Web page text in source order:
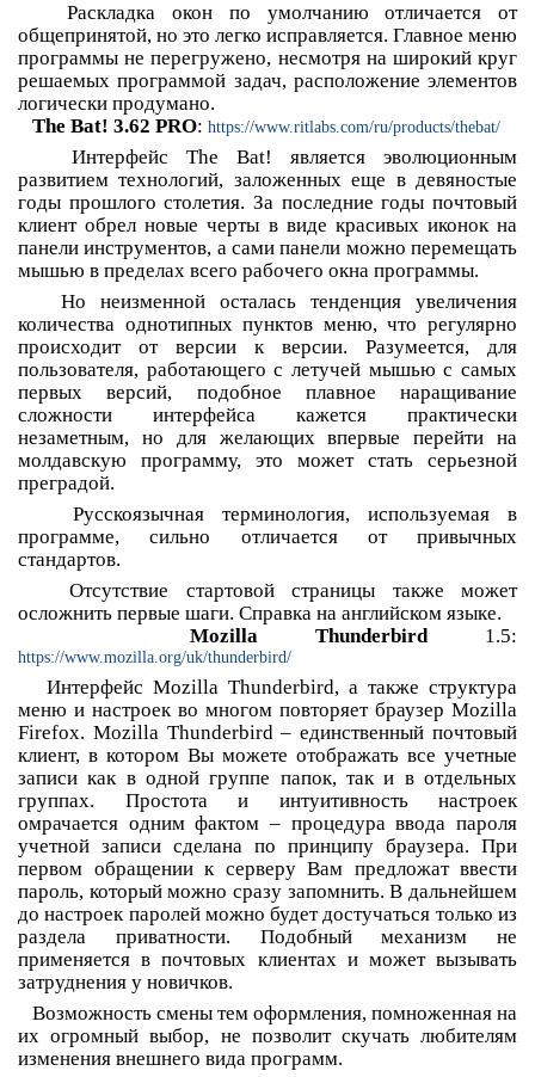
Раскладка окон по умолчанию отличается от
общепринятой, но это легко исправляется. Главное меню
программы не перегружено, несмотря на широкий круг
решаемых программой задач, расположение элементов
логически продумано.
The Bat! 3.62 PRO: https://www.ritlabs.com/ru/products/thebat/
Интерфейс The Bat! является эволюционным
развитием технологий, заложенных еще в девяностые
годы прошлого столетия. За последние годы почтовый
клиент обрел новые черты в виде красивых иконок на
панели инструментов, а сами панели можно перемещать
мышью в пределах всего рабочего окна программы.
Но неизменной осталась тенденция увеличения
количества однотипных пунктов меню, что регулярно
происходит от версии к версии. Разумеется, для
пользователя, работающего с летучей мышью с самых
первых версий, подобное плавное наращивание
сложности интерфейса кажется практически
незаметным, но для желающих впервые перейти на
молдавскую программу, это может стать серьезной
преградой.
Русскоязычная терминология, используемая в
программе, сильно отличается от привычных
стандартов.
Отсутствие стартовой страницы также может
осложнить первые шаги. Справка на английском языке.
Mozilla Thunderbird1.5:
https://www.mozilla.org/uk/thunderbird/
Интерфейс Mozilla Thunderbird, а также структура
меню и настроек во многом повторяет браузер Mozilla
Firefox. Mozilla Thunderbird – единственный почтовый
клиент, в котором Вы можете отображать все учетные
записи как в одной группе папок, так и в отдельных
группах. Простота и интуитивность настроек
омрачается одним фактом – процедура ввода пароля
учетной записи сделана по принципу браузера. При
первом обращении к серверу Вам предложат ввести
пароль, который можно сразу запомнить. В дальнейшем
до настроек паролей можно будет достучаться только из
раздела приватности. Подобный механизм не
применяется в почтовых клиентах и может вызывать
затруднения у новичков.
Возможность смены тем оформления, помноженная на
их огромный выбор, не позволит скучать любителям
изменения внешнего вида программ.